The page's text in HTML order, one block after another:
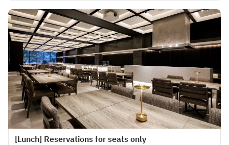
[Lunch] Reservations for seats only